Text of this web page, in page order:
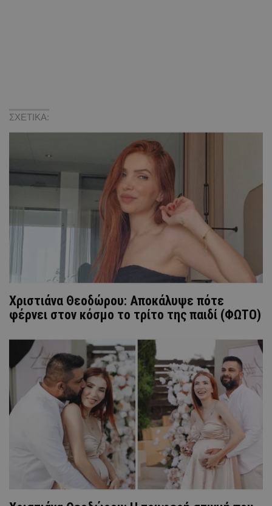
ΣΧΕΤΙΚΑ:
Χριστιάνα Θεοδώρου: Αποκάλυψε πότε
φέρνει στον κόσμο το τρίτο της παιδί (ΦΩΤΟ)